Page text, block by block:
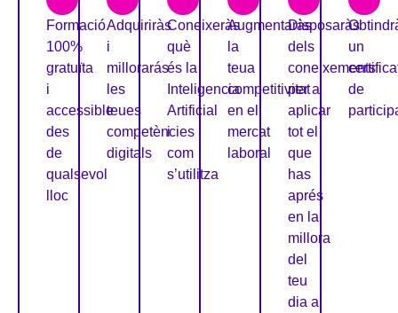
Formació
100%
gratuïta
i
accessible
des
de
qualsevol
lloc
Adquiriràs
i
millorarás
les
teues
competències
digitals
Coneixeràs
què
és la
Inteligencia
Artificial
i
com
s’utilitza
Augmentaràs
la
teua
competitivitat
en el
mercat
laboral
Disposaràs
dels
coneixements
per a
aplicar
tot el
que
has
aprés
en la
millora
del
teu
dia a
un
de